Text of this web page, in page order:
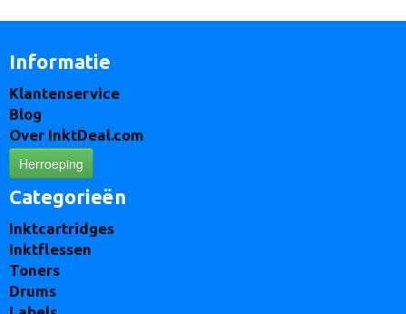
Informatie
Klantenservice
Blog
Over InktDeal.com
Herroeping
Categorieën
Inktcartridges
Inktflessen
Toners
Drums